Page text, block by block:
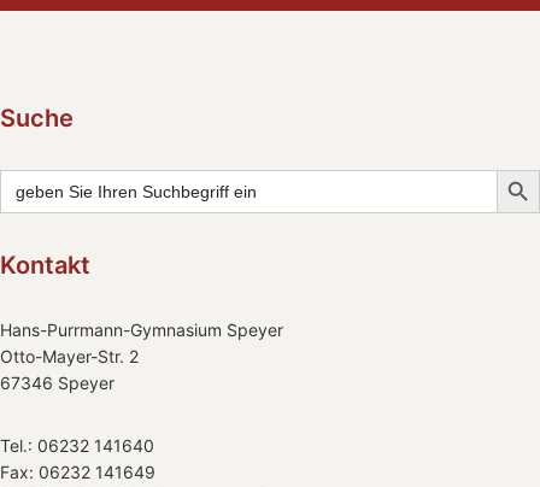
Suche
Search
for:
Kontakt
Hans-Purrmann-Gymnasium Speyer
Otto-Mayer-Str. 2
67346 Speyer
Tel.: 06232 141640
Fax: 06232 141649